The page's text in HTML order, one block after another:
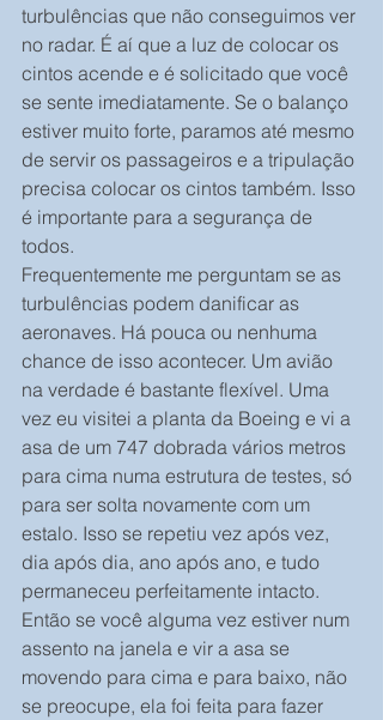
turbulências que não conseguimos ver
no radar. É aí que a luz de colocar os
cintos acende e é solicitado que você
se sente imediatamente. Se o balanço
estiver muito forte, paramos até mesmo
de servir os passageiros e a tripulação
precisa colocar os cintos também. Isso
é importante para a segurança de
todos.
Frequentemente me perguntam se as
turbulências podem danificar as
aeronaves. Há pouca ou nenhuma
chance de isso acontecer. Um avião
na verdade é bastante flexível. Uma
vez eu visitei a planta da Boeing e vi a
asa de um 747 dobrada vários metros
para cima numa estrutura de testes, só
para ser solta novamente com um
estalo. Isso se repetiu vez após vez,
dia após dia, ano após ano, e tudo
permaneceu perfeitamente intacto.
Então se você alguma vez estiver num
assento na janela e vir a asa se
movendo para cima e para baixo, não
se preocupe, ela foi feita para fazer